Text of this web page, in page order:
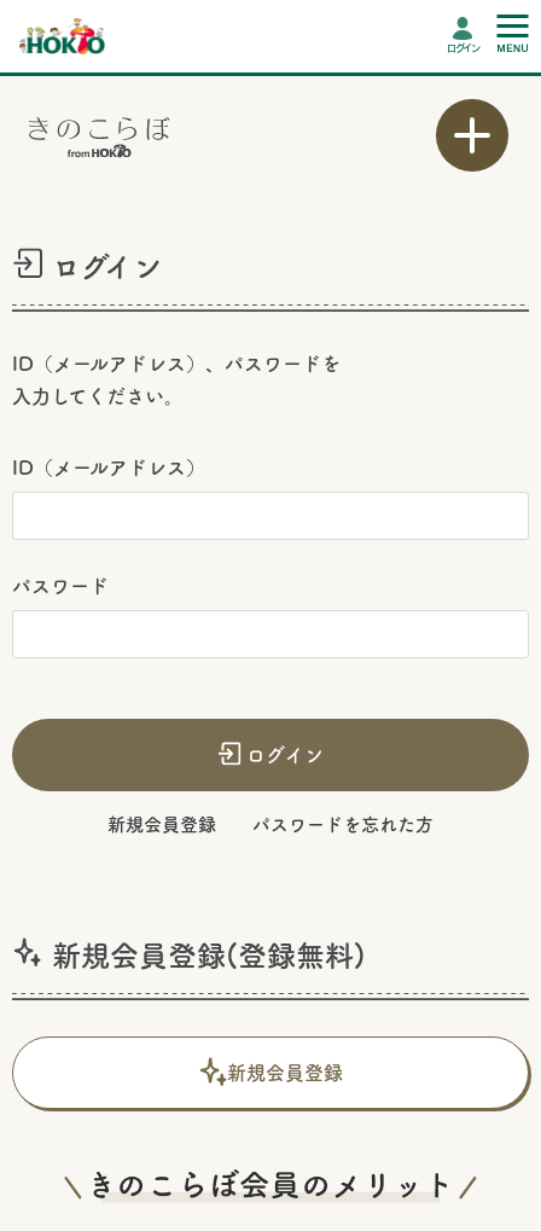
ログイン
ログイン
ID（メールアドレス）、パスワードを
入力してください。
ID（メールアドレス）
パスワード
ログイン
新規会員登録 パスワードを忘れた方
新規会員登録(登録無料)
新規会員登録